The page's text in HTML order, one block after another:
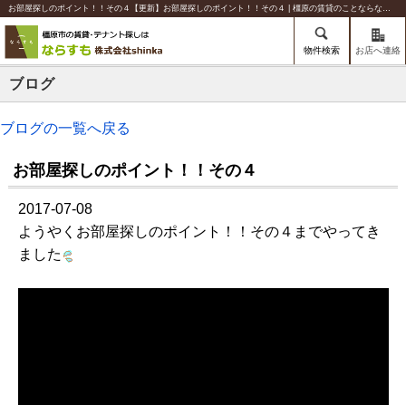
お部屋探しのポイント！！その４【更新】お部屋探しのポイント！！その４ | 橿原の賃貸のことならならすも【株式会社shinka】
物件検索 お店へ連絡
ブログ
ブログの一覧へ戻る
お部屋探しのポイント！！その４
2017-07-08
ようやくお部屋探しのポイント！！その４までやってき
ました